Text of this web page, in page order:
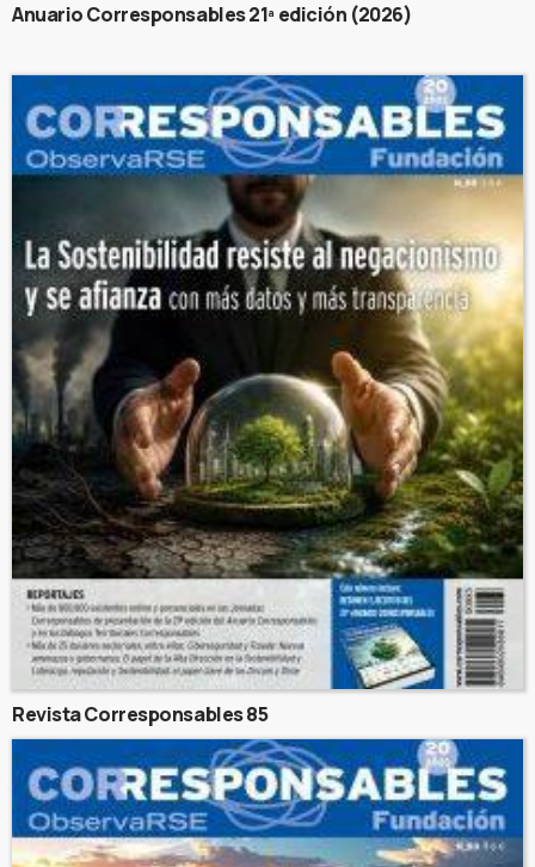
Anuario Corresponsables 21ª edición (2026)
Revista Corresponsables 85